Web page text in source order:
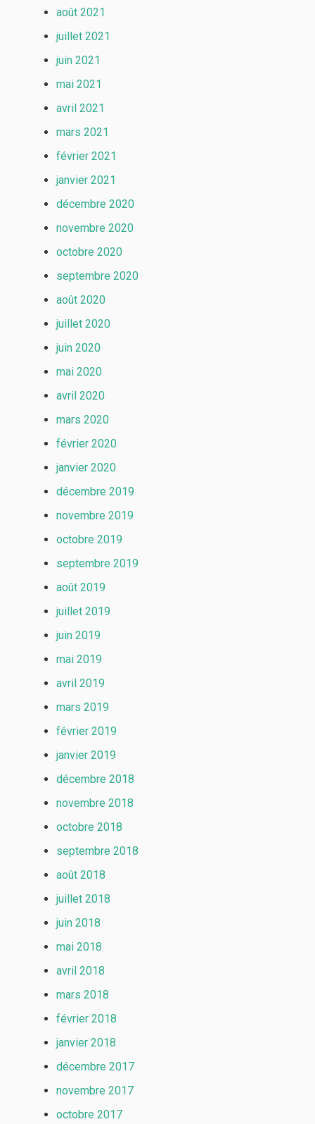
août 2021
juillet 2021
juin 2021
mai 2021
avril 2021
mars 2021
février 2021
janvier 2021
décembre 2020
novembre 2020
octobre 2020
septembre 2020
août 2020
juillet 2020
juin 2020
mai 2020
avril 2020
mars 2020
février 2020
janvier 2020
décembre 2019
novembre 2019
octobre 2019
septembre 2019
août 2019
juillet 2019
juin 2019
mai 2019
avril 2019
mars 2019
février 2019
janvier 2019
décembre 2018
novembre 2018
octobre 2018
septembre 2018
août 2018
juillet 2018
juin 2018
mai 2018
avril 2018
mars 2018
février 2018
janvier 2018
décembre 2017
novembre 2017
octobre 2017